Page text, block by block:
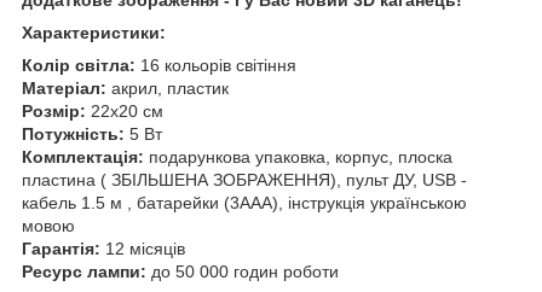
Характеристики:
Колір світла: 16 кольорів світіння
Матеріал: акрил, пластик
Розмір: 22х20 см
Потужність: 5 Вт
Комплектація: подарункова упаковка, корпус, плоска
пластина ( ЗБІЛЬШЕНА ЗОБРАЖЕННЯ), пульт ДУ, USB -
кабель 1.5 м , батарейки (3ААА), інструкція українською
мовою
Гарантія: 12 місяців
Ресурс лампи: до 50 000 годин роботи